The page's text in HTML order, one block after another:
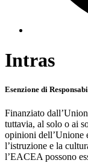
Intras
Esenzione di
Finanziato
tuttavia, al solo o ai
opinioni dell’Unione
l’istruzione e la
l’EACEA possono